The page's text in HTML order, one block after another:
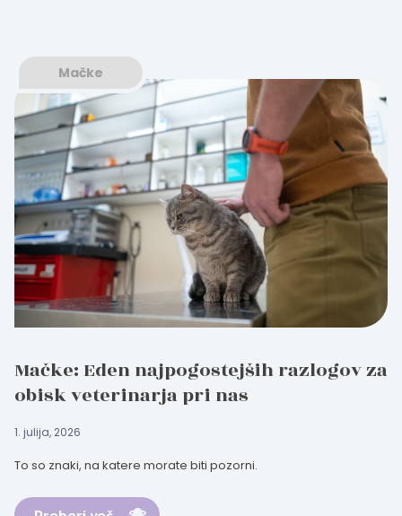
Mačke
Mačke: Eden najpogostejših razlogov za
obisk veterinarja pri nas
1. julija, 2026
To so znaki, na katere morate biti pozorni.